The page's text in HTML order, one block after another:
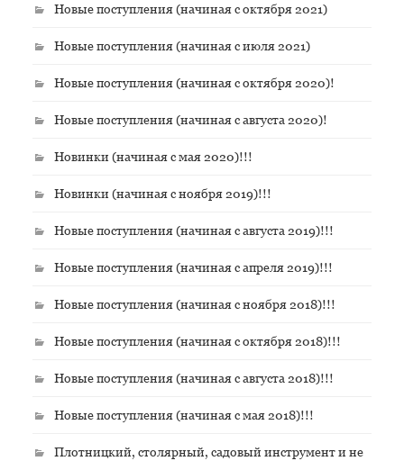
Новые поступления (начиная с октября 2021)
Новые поступления (начиная с июля 2021)
Новые поступления (начиная с октября 2020)!
Новые поступления (начиная с августа 2020)!
Новинки (начиная с мая 2020)!!!
Новинки (начиная с ноября 2019)!!!
Новые поступления (начиная с августа 2019)!!!
Новые поступления (начиная с апреля 2019)!!!
Новые поступления (начиная с ноября 2018)!!!
Новые поступления (начиная с октября 2018)!!!
Новые поступления (начиная с августа 2018)!!!
Новые поступления (начиная с мая 2018)!!!
Плотницкий, столярный, садовый инструмент и не